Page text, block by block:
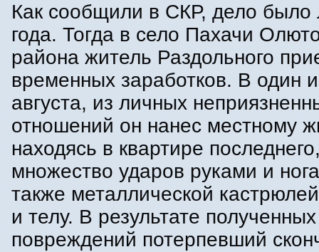
Как сообщили в СКР, дело было
года. Тогда в село Пахачи
района житель Раздольного
временных заработков. В один
августа, из личных
отношений он нанес местному
находясь в квартире
множество ударов руками и
также металлической
и телу. В результате
повреждений потерпевший